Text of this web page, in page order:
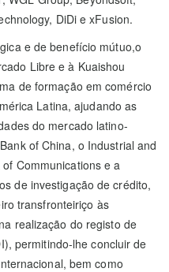
DiDi e xFusion.
e de benefício mútuo,o
Libre e à Kuaishou
de formação em comércio
Latina, ajudando as
do mercado latino-
of China, o Industrial and
Communications e a
de investigação de crédito,
transfronteiriço às
realização do registo de
permitindo-lhe concluir de
bem como